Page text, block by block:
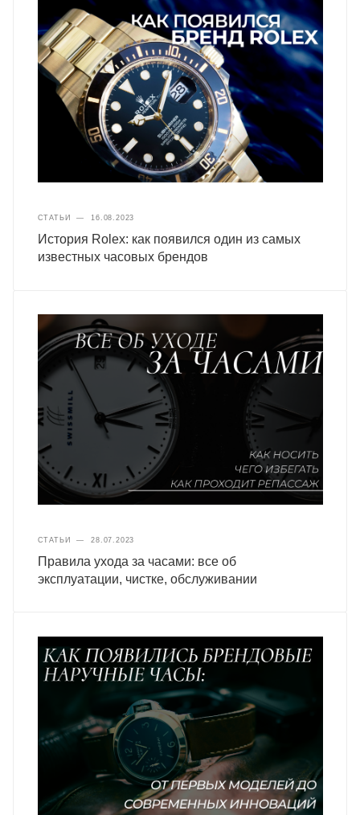
СТАТЬИ — 16.08.2023
История Rolex: как появился один из самых
известных часовых брендов
СТАТЬИ — 28.07.2023
Правила ухода за часами: все об
эксплуатации, чистке, обслуживании